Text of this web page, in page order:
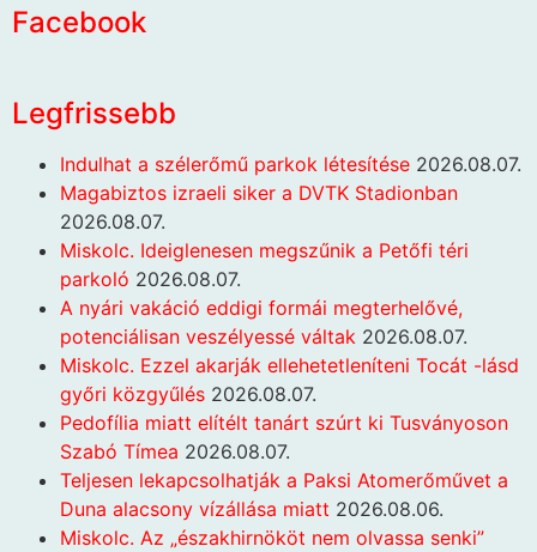
Facebook
Legfrissebb
Indulhat a szélerőmű parkok létesítése 2026.08.07.
Magabiztos izraeli siker a DVTK Stadionban
2026.08.07.
Miskolc. Ideiglenesen megszűnik a Petőfi téri
parkoló 2026.08.07.
A nyári vakáció eddigi formái megterhelővé,
potenciálisan veszélyessé váltak 2026.08.07.
Miskolc. Ezzel akarják ellehetetleníteni Tocát -lásd
győri közgyűlés 2026.08.07.
Pedofília miatt elítélt tanárt szúrt ki Tusványoson
Szabó Tímea 2026.08.07.
Teljesen lekapcsolhatják a Paksi Atomerőművet a
Duna alacsony vízállása miatt 2026.08.06.
Miskolc. Az „északhirnököt nem olvassa senki”